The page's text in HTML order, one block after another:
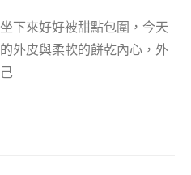
下來好好被甜點包圍，今天
外皮與柔軟的餅乾內心，外